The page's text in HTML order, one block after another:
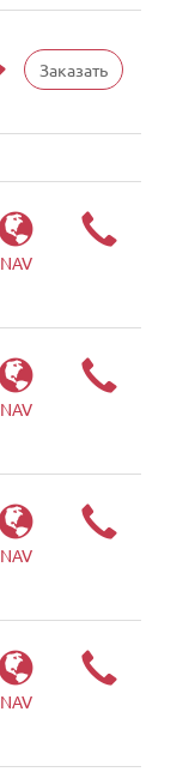
Заказать
NAV
NAV
NAV
NAV